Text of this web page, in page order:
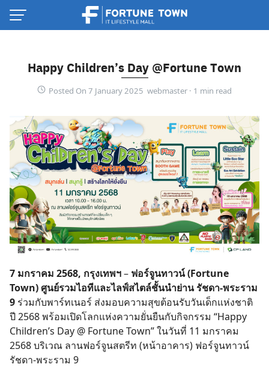
Skip
Thai
English
Happy Children’s Day @Fortune Town
Posted On 7 January 2025 webmaster ·
7 มกราคม 2568, กรุงเทพฯ– ฟอร์จูนทาวน์ (Fortune
Town) ศูนย์รวมไอทีและไลฟ์สไตล์ชั้นนำย่าน รัชดา-พระราม
9 ร่วมกับพาร์ทเนอร์ ส่งมอบความสุขต้อนรับวันเด็กแห่งชาติ
ปี 2568 พร้อมเปิดโลกแห่งความยั่นยืนกับกิจกรรม “Happy
Children’s Day @ Fortune Town” ในวันที่ 11 มกราคม
2568 บริเวณ ลานฟอร์จูนสตรีท (หน้าอาคาร) ฟอร์จูนทาวน์
รัชดา-พระราม 9